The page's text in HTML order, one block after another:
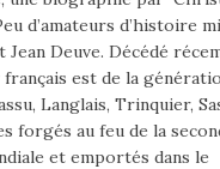
d’amateurs d’histoire
Jean Deuve. Décédé
est de la
Langlais, Trinquier,
forgés au feu de la
et emportés dans le